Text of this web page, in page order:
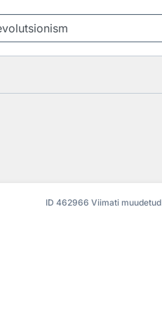
ID 462966 Viimati muudetud